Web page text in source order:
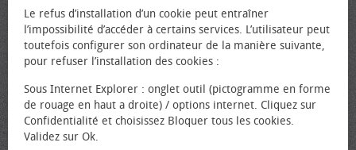
Le refus d’installation d’un cookie peut entraîner
l’impossibilité d’accéder à certains services. L’utilisateur peut
toutefois configurer son ordinateur de la manière suivante,
pour refuser l’installation des cookies :
Sous Internet Explorer : onglet outil (pictogramme en forme
de rouage en haut a droite) / options internet. Cliquez sur
Confidentialité et choisissez Bloquer tous les cookies.
Validez sur Ok.